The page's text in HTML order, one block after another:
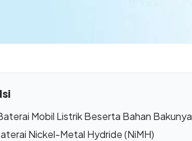
Mobil Listrik Beserta Bahan Bakunya
Nickel-Metal Hydride (NiMH)